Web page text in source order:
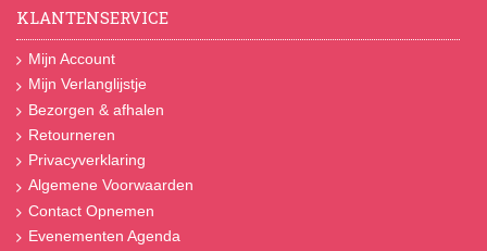
KLANTENSERVICE
Mijn Account
Mijn Verlanglijstje
Bezorgen & afhalen
Retourneren
Privacyverklaring
Algemene Voorwaarden
Contact Opnemen
Evenementen Agenda